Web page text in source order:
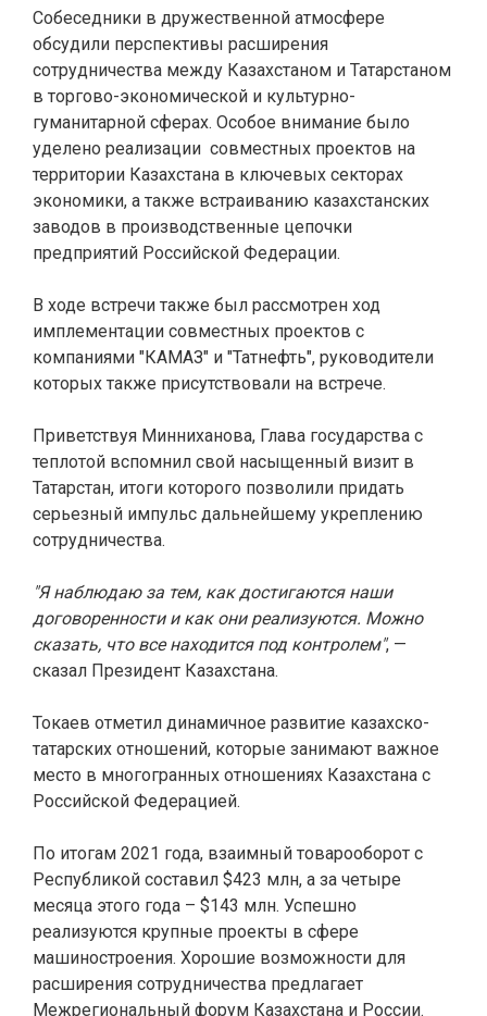
Собеседники в дружественной атмосфере
обсудили перспективы расширения
сотрудничества между Казахстаном и Татарстаном
в торгово-экономической и культурно-
гуманитарной сферах. Особое внимание было
уделено реализации совместных проектов на
территории Казахстана в ключевых секторах
экономики, а также встраиванию казахстанских
заводов в производственные цепочки
предприятий Российской Федерации.
В ходе встречи также был рассмотрен ход
имплементации совместных проектов с
компаниями "КАМАЗ" и "Татнефть", руководители
которых также присутствовали на встрече.
Приветствуя Минниханова, Глава государства с
теплотой вспомнил свой насыщенный визит в
Татарстан, итоги которого позволили придать
серьезный импульс дальнейшему укреплению
сотрудничества.
"Я наблюдаю за тем, как достигаются наши
договоренности и как они реализуются. Можно
сказать, что все находится под контролем", —
сказал Президент Казахстана.
Токаев отметил динамичное развитие казахско-
татарских отношений, которые занимают важное
место в многогранных отношениях Казахстана с
Российской Федерацией.
По итогам 2021 года, взаимный товарооборот с
Республикой составил $423 млн, а за четыре
месяца этого года – $143 млн. Успешно
реализуются крупные проекты в сфере
машиностроения. Хорошие возможности для
расширения сотрудничества предлагает
Межрегиональный форум Казахстана и России.